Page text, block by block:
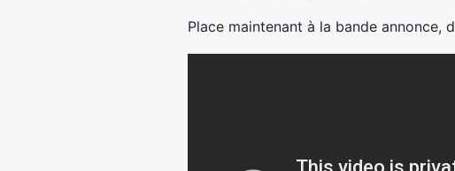
Place maintenant à la bande annonce,